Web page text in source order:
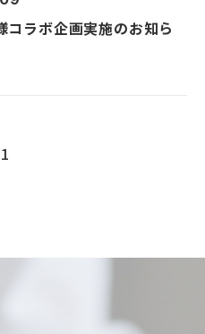
ラボ企画実施のお知ら
1